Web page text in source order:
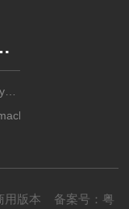
6717
用版本 备案号： 粤